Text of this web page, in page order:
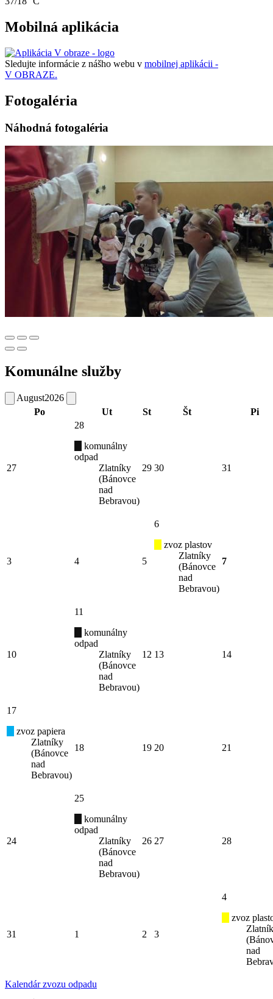
Mobilná aplikácia
Sledujte informácie z nášho webu v mobilnej aplikácii -
V OBRAZE.
Fotogaléria
Náhodná fotogaléria
Komunálne služby
August2026
Po
Ut St Št Pi
27
28
komunálny
odpad
Zlatníky
(Bánovce
nad
Bebravou)
29 30 31
3 4 5
6
zvoz plastov
Zlatníky
(Bánovce
nad
Bebravou)
7
10
11
komunálny
odpad
Zlatníky
(Bánovce
nad
Bebravou)
12 13 14
17
zvoz papiera
Zlatníky
(Bánovce
nad
Bebravou)
18 19 20 21
24
25
komunálny
odpad
Zlatníky
(Bánovce
nad
Bebravou)
26 27 28
31 1 2 3
4
zvoz
nad
Kalendár zvozu odpadu